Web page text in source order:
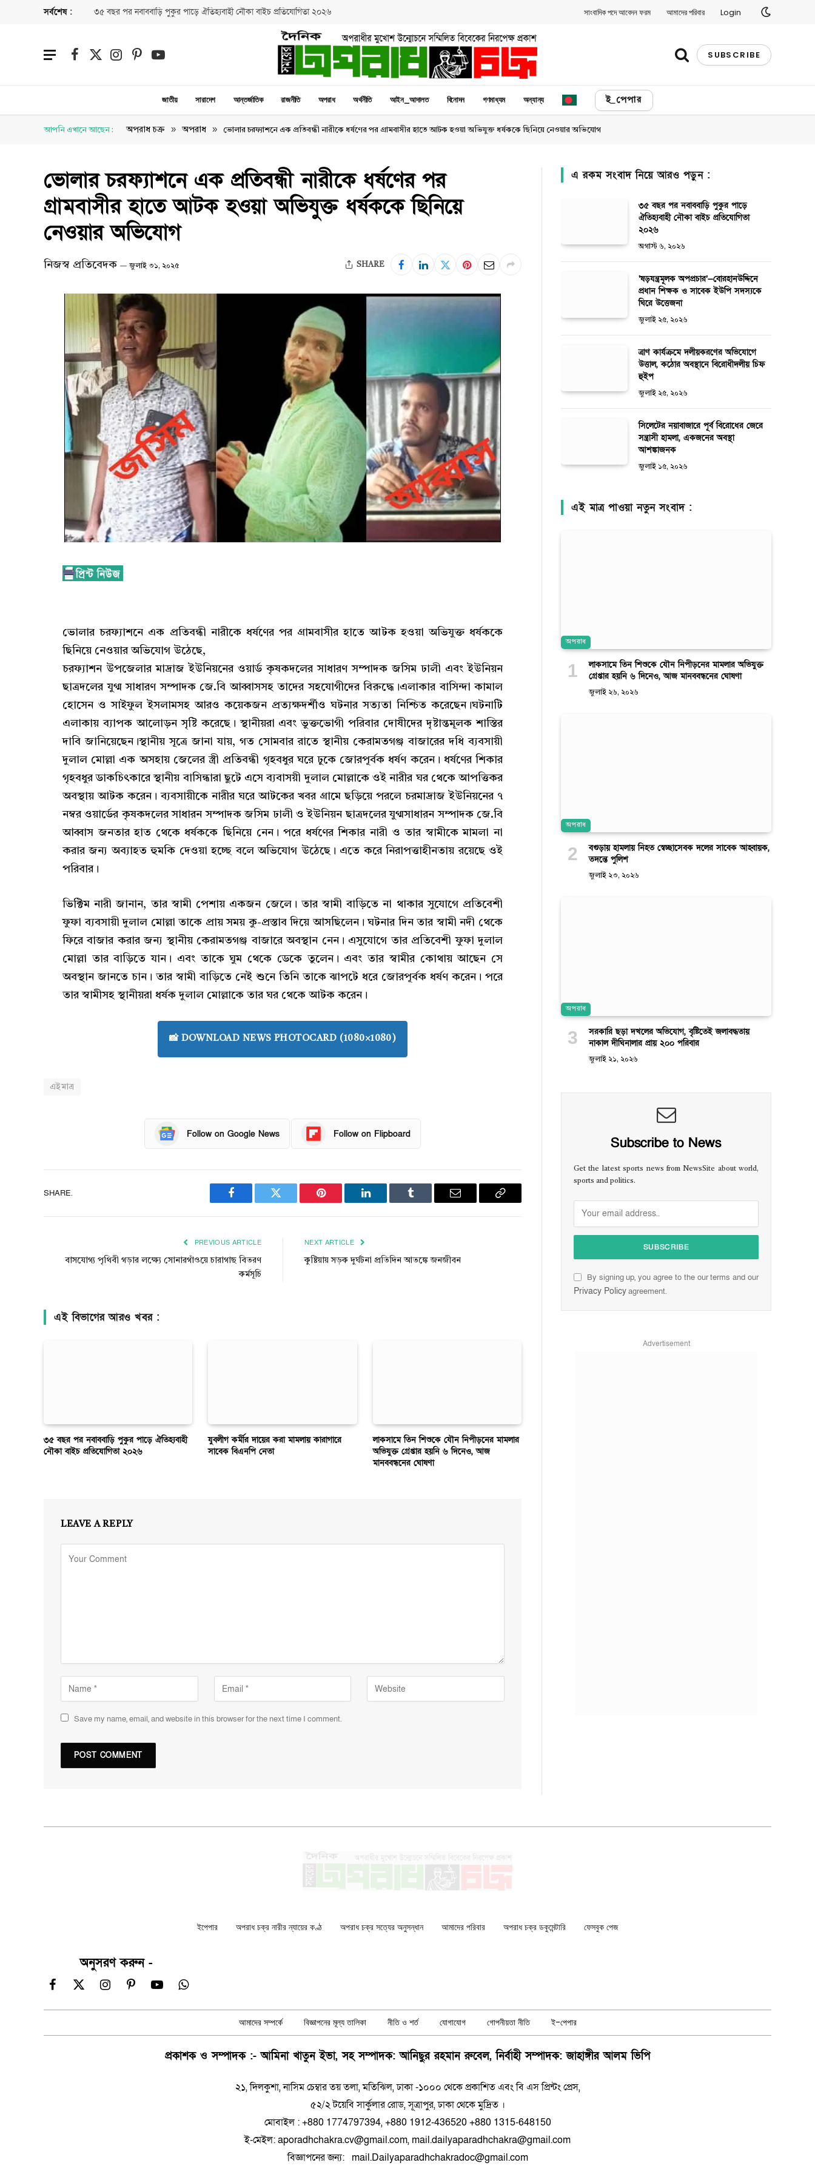
সর্বশেষ : ৩৫ বছর পর নবাববাড়ি পুকুর পাড়ে ঐতিহ্যবাহী নৌকা বাইচ প্রতিযোগিতা ২০২৬ সাংবাদিক পদে আবেদন ফরম আমাদের পরিবার Login
Facebook
X
Instagram
PinterestYouTube SUBSCRIBE
জাতীয় সারাদেশ আন্তর্জাতিক রাজনীতি অপরাধ অর্থনীতি আইন_আদালত বিনোদন গণমাধ্যম অন্যান্য ই_পেপার
আপনি এখানে আছেন : অপরাধ চক্র » অপরাধ » ভোলার চরফ্যাশনে এক প্রতিবন্ধী নারীকে ধর্ষণের পর গ্রামবাসীর হাতে আটক হওয়া অভিযুক্ত ধর্ষককে ছিনিয়ে নেওয়ার অভিযোগ
ভোলার চরফ্যাশনে এক প্রতিবন্ধী নারীকে ধর্ষণের পর
গ্রামবাসীর হাতে আটক হওয়া অভিযুক্ত ধর্ষককে ছিনিয়ে
নেওয়ার অভিযোগ
নিজস্ব প্রতিবেদক জুলাই ৩১, ২০২৫ SHARE
ভোলার চরফ্যাশনে এক প্রতিবন্ধী নারীকে ধর্ষণের পর গ্রামবাসীর হাতে আটক হওয়া অভিযুক্ত ধর্ষককে
ছিনিয়ে নেওয়ার অভিযোগ উঠেছে,
চরফ্যাশন উপজেলার মাদ্রাজ ইউনিয়নের ওয়ার্ড কৃষকদলের সাধারণ সম্পাদক জসিম ঢালী এবং ইউনিয়ন
ছাত্রদলের যুগ্ম সাধারণ সম্পাদক জে.বি আব্বাসসহ তাদের সহযোগীদের বিরুদ্ধে।এলাকার বাসিন্দা কামাল
হোসেন ও সাইফুল ইসলামসহ আরও কয়েকজন প্রত্যক্ষদর্শীও ঘটনার সত্যতা নিশ্চিত করেছেন।ঘটনাটি
এলাকায় ব্যাপক আলোড়ন সৃষ্টি করেছে। স্থানীয়রা এবং ভুক্তভোগী পরিবার দোষীদের দৃষ্টান্তমূলক শাস্তির
দাবি জানিয়েছেন।স্থানীয় সূত্রে জানা যায়, গত সোমবার রাতে স্থানীয় কেরামতগঞ্জ বাজারের দধি ব্যবসায়ী
দুলাল মোল্লা এক অসহায় জেলের স্ত্রী প্রতিবন্ধী গৃহবধুর ঘরে ঢুকে জোরপূর্বক ধর্ষণ করেন। ধর্ষণের শিকার
গৃহবধুর ডাকচিৎকারে স্থানীয় বাসিন্ধারা ছুটে এসে ব্যবাসয়ী দুলাল মোল্লাকে ওই নারীর ঘর থেকে আপত্তিকর
অবস্থায় আটক করেন। ব্যবসায়ীকে নারীর ঘরে আটকের খবর গ্রামে ছড়িয়ে পরলে চরমাদ্রাজ ইউনিয়নের ৭
নম্বর ওয়ার্ডের কৃষকদলের সাধারন সম্পাদক জসিম ঢালী ও ইউনিয়ন ছাত্রদলের যুগ্মসাধারন সম্পাদক জে.বি
আব্বাস জনতার হাত থেকে ধর্ষককে ছিনিয়ে নেন। পরে ধর্ষণের শিকার নারী ও তার স্বামীকে মামলা না
করার জন্য অব্যাহত হুমকি দেওয়া হচ্ছে বলে অভিযোগ উঠেছে। এতে করে নিরাপত্তাহীনতায় রয়েছে ওই
পরিবার।
ভিক্টিম নারী জানান, তার স্বামী পেশায় একজন জেলে। তার স্বামী বাড়িতে না থাকার সুযোগে প্রতিবেশী
ফুফা ব্যবসায়ী দুলাল মোল্লা তাকে প্রায় সময় কু-প্রস্তাব দিয়ে আসছিলেন। ঘটনার দিন তার স্বামী নদী থেকে
ফিরে বাজার করার জন্য স্থানীয় কেরামতগঞ্জ বাজারে অবস্থান নেন। এসুযোগে তার প্রতিবেশী ফুফা দুলাল
মোল্লা তার বাড়িতে যান। এবং তাকে ঘুম থেকে ডেকে তুলেন। এবং তার স্বামীর কোথায় আছেন সে
অবস্থান জানতে চান। তার স্বামী বাড়িতে নেই শুনে তিনি তাকে ঝাপটে ধরে জোরপূর্বক ধর্ষণ করেন। পরে
তার স্বামীসহ স্থানীয়রা ধর্ষক দুলাল মোল্লাকে তার ঘর থেকে আটক করেন।
📸 DOWNLOAD NEWS PHOTOCARD (1080×1080)
এইমাত্র
Follow on Google News Follow on Flipboard
SHARE.
Facebook Twitter Pinterest LinkedIn Tumblr Email
Copy
PREVIOUS ARTICLE
বাসযোগ্য পৃথিবী গড়ার লক্ষ্যে সোনারগাঁওয়ে চারাগাছ বিতরণ
কর্মসূচি
NEXT ARTICLE
কুষ্টিয়ায় সড়ক দুর্ঘটনা প্রতিদিন আতঙ্কে জনজীবন
এই বিভাগের আরও খবর :
৩৫ বছর পর নবাববাড়ি পুকুর পাড়ে ঐতিহ্যবাহী
নৌকা বাইচ প্রতিযোগিতা ২০২৬
যুবলীগ কর্মীর দায়ের করা মামলায় কারাগারে
সাবেক বিএনপি নেতা
লাকসামে তিন শিশুকে যৌন নিপীড়নের মামলার
অভিযুক্ত গ্রেপ্তার হয়নি ৬ দিনেও, আজ
মানববন্ধনের ঘোষণা
LEAVE A REPLY
Save my name, email, and website in this browser for the next time I comment.
এ রকম সংবাদ নিয়ে আরও পড়ুন :
৩৫ বছর পর নবাববাড়ি পুকুর পাড়ে
ঐতিহ্যবাহী নৌকা বাইচ প্রতিযোগিতা
২০২৬
অগাস্ট ৬, ২০২৬
‘ষড়যন্ত্রমূলক অপপ্রচার’—বোরহানউদ্দিনে
প্রধান শিক্ষক ও সাবেক ইউপি সদস্যকে
ঘিরে উত্তেজনা
জুলাই ২৫, ২০২৬
ত্রাণ কার্যক্রমে দলীয়করণের অভিযোগে
উত্তাল, কঠোর অবস্থানে বিরোধীদলীয় চিফ
হুইপ
জুলাই ২৫, ২০২৬
সিলেটের নয়াবাজারে পূর্ব বিরোধের জেরে
সন্ত্রাসী হামলা, একজনের অবস্থা
আশঙ্কাজনক
জুলাই ১৫, ২০২৬
এই মাত্র পাওয়া নতুন সংবাদ :
অপরাধ
লাকসামে তিন শিশুকে যৌন নিপীড়নের মামলার অভিযুক্ত
গ্রেপ্তার হয়নি ৬ দিনেও, আজ মানববন্ধনের ঘোষণা
জুলাই ২৬, ২০২৬
অপরাধ
বগুড়ায় হামলায় নিহত স্বেচ্ছাসেবক দলের সাবেক আহ্বায়ক,
তদন্তে পুলিশ
জুলাই ২৩, ২০২৬
অপরাধ
সরকারি ছড়া দখলের অভিযোগ, বৃষ্টিতেই জলাবদ্ধতায়
নাকাল দীঘিনালার প্রায় ২০০ পরিবার
জুলাই ২১, ২০২৬
Subscribe to News
Get the latest sports news from NewsSite about world,
sports and politics.
By signing up, you agree to the our terms and our
Privacy Policyagreement.
Advertisement
ইপেপার অপরাধ চক্র নারীর ন্যায়ের কণ্ঠ অপরাধ চক্র সত্যের অনুসন্ধান আমাদের পরিবার অপরাধ চক্র ডকুমেন্টারি ফেসবুক পেজ
অনুসরণ করুন -
Facebook
X
InstagramPinterestYouTubeWhatsApp
আমাদের সম্পর্কে বিজ্ঞাপনের মূল্য তালিকা নীতি ও শর্ত যোগাযোগ গোপনীয়তা নীতি ই-পেপার
প্রকাশক ও সম্পাদক :- আমিনা খাতুন ইভা, সহ সম্পাদক: আনিছুর রহমান রুবেল, নির্বাহী সম্পাদক: জাহাঙ্গীর আলম ভিপি
২১, দিলকুশা, নাসিম চেম্বার তয় তলা, মতিঝিল, ঢাকা -১০০০ থেকে প্রকাশিত এবং বি এস প্রিন্টং প্রেস,
৫২/২ টয়েবি সার্কুলার রোড, সূত্রাপুর, ঢাকা থেকে মুদ্রিত ।
মোবাইল : +880 1774797394, +880 1912-436520 +880 1315-648150
ই-মেইল: aporadhchakra.cv@gmail.com, mail.dailyaparadhchakra@gmail.com
বিজ্ঞাপনের জন্য: mail.Dailyaparadhchakradoc@gmail.com